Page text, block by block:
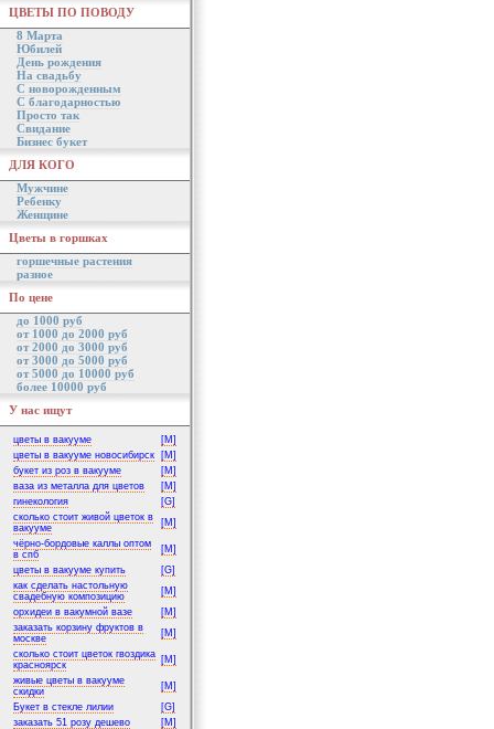
ЦВЕТЫ ПО ПОВОДУ
8 Марта
Юбилей
День рождения
На свадьбу
С новорожденным
С благодарностью
Просто так
Свидание
Бизнес букет
ДЛЯ КОГО
Мужчине
Ребенку
Женщине
Цветы в горшках
горшечные растения
разное
По цене
до 1000 руб
от 1000 до 2000 руб
от 2000 до 3000 руб
от 3000 до 5000 руб
от 5000 до 10000 руб
более 10000 руб
У нас ищут
цветы в вакууме
[M]
цветы в вакууме новосибирск
[M]
букет из роз в вакууме
[M]
ваза из металла для цветов
[M]
гинекология
[G]
сколько стоит живой цветок в
вакууме
[M]
чёрно-бордовые каллы оптом
в спб
[M]
цветы в вакууме купить
[G]
как сделать настольную
свадебную композицию
[M]
орхидеи в вакумной вазе
[M]
заказать корзину фруктов в
москве
[M]
сколько стоит цветок гвоздика
красноярск
[M]
живые цветы в вакууме
скидки
[M]
Букет в стекле лилии
[G]
заказать 51 розу дешево
[M]